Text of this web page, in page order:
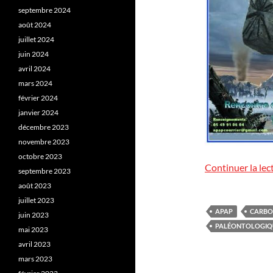
Continuer la
APAP
septembre 2024
août 2024
juillet 2024
juin 2024
avril 2024
mars 2024
février 2024
janvier 2024
décembre 2023
novembre 2023
octobre 2023
septembre 2023
août 2023
juillet 2023
juin 2023
mai 2023
avril 2023
mars 2023